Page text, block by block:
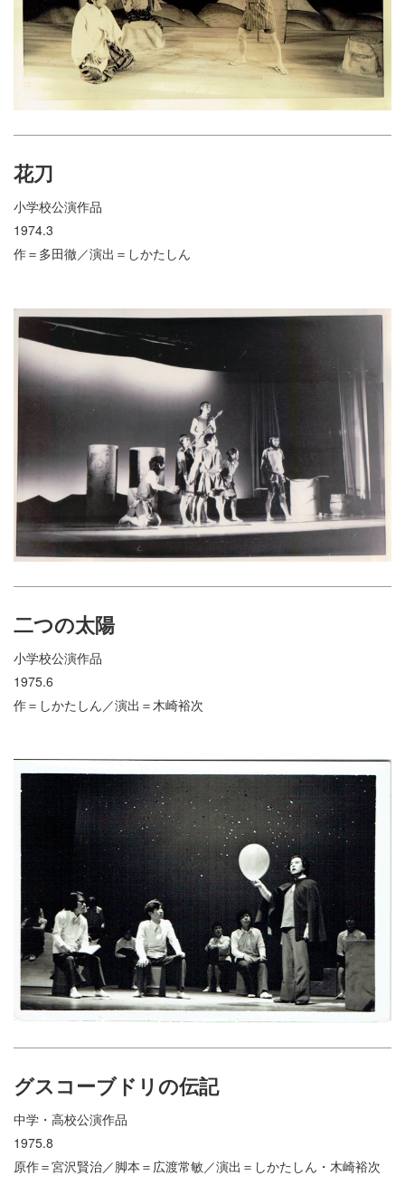
花刀
小学校公演作品
1974.3
作＝多田徹／演出＝しかたしん
二つの太陽
小学校公演作品
1975.6
作＝しかたしん／演出＝木崎裕次
グスコーブドリの伝記
中学・高校公演作品
1975.8
原作＝宮沢賢治／脚本＝広渡常敏／演出＝しかたしん・木崎裕次